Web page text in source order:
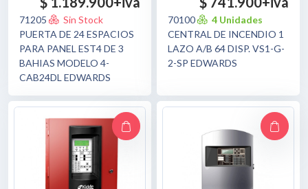
71205
Sin Stock
PUERTA DE 24 ESPACIOS
PARA PANEL EST4 DE 3
BAHIAS MODELO 4-
CAB24DL EDWARDS
70100
4 Unidades
CENTRAL DE INCENDIO 1
LAZO A/B 64 DISP. VS1-G-
2-SP EDWARDS